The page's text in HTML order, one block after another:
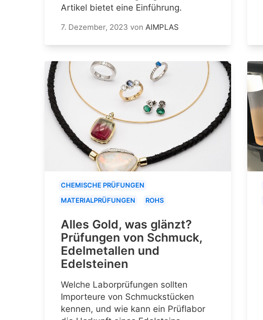
Artikel bietet eine Einführung.
7. Dezember, 2023 von AIMPLAS
CHEMISCHE PRÜFUNGEN
MATERIALPRÜFUNGEN
ROHS
Alles Gold, was glänzt?
Prüfungen von Schmuck,
Edelmetallen und
Edelsteinen
Welche Laborprüfungen sollten
Importeure von Schmuckstücken
kennen, und wie kann ein Prüflabor